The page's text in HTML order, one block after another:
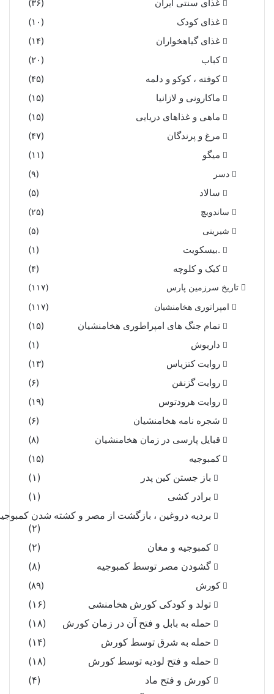
غذای سنتی ایران
(۳۶)
غذای کودک
(۱۰)
غذای گیاهخواران
(۱۴)
کباب
(۲۰)
کوفته ، کوکو و دلمه
(۴۵)
ماکارونی و لازانیا
(۱۵)
ماهی و غذاهای دریایی
(۱۵)
مرغ و پرندگان
(۴۷)
میگو
(۱۱)
دسر (۹)
سالاد (۵)
ساندویچ
(۲۵)
شیرینی
(۵)
.بیسکویت
(۱)
کیک و کلوچه
(۴)
تاریخ سرزمین پارس (۱۱۷)
امپراتوری هخامنشیان (۱۱۷)
تمام جنگ های امپراطوری هخامنشیان
(۱۵)
داریوش
(۱)
روایت کتزیاس
(۱۳)
روایت گزنفن
(۶)
روایت هرودتوس
(۱۹)
شجره نامه هخامنشیان
(۶)
قبایل پارسی در زمان هخامنشیان
(۸)
کمبوجیه
(۱۵)
باز جستن کین پدر
(۱)
برادر کشی
(۱)
بردیه دروغین ، بازگشت از مصر و کشته شدن
(۲)
کمبوجیه و مغان
(۲)
گشودن مصر توسط کمبوجیه
(۸)
کورش
(۸۹)
تولد و کودکی کورش هخامنشی
(۱۶)
حمله به بابل و فتح آن در زمان کورش
(۱۸)
حمله به شرق توسط کورش
(۱۴)
حمله و فتح لودیه توسط کورش
(۱۸)
کورش و فتح ماد
(۴)